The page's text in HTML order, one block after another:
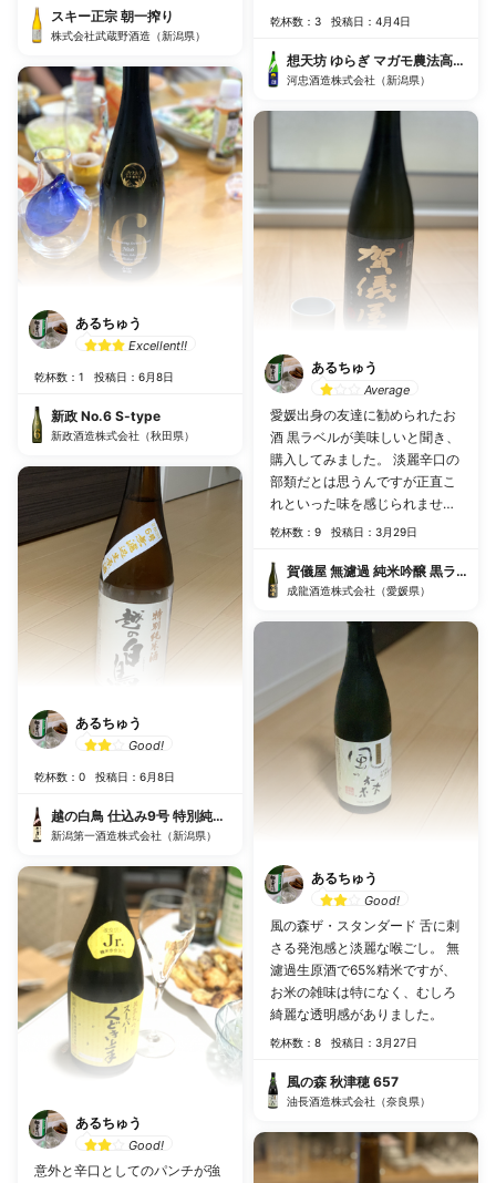
スキー正宗 朝一搾り
株式会社武蔵野酒造（新潟県）
あるちゅう
Excellent!!
乾杯数：1 投稿日：6月8日
新政 No.6 S-type
新政酒造株式会社（秋田県）
あるちゅう
Good!
乾杯数：0 投稿日：6月8日
越の白鳥 仕込み9号 特別純米酒 無濾過原酒
新潟第一酒造株式会社（新潟県）
あるちゅう
Good!
意外と辛口としてのパンチが強
乾杯数：3 投稿日：4月4日
想天坊 ゆらぎ マガモ農法高嶺錦
河忠酒造株式会社（新潟県）
あるちゅう
Average
愛媛出身の友達に勧められたお
酒 黒ラベルが美味しいと聞き、
購入してみました。 淡麗辛口の
部類だとは思うんですが正直こ
れといった味を感じられません
でした。 クセがないので食中酒
乾杯数：9 投稿日：3月29日
賀儀屋 無濾過 純米吟醸 黒ラベル
成龍酒造株式会社（愛媛県）
あるちゅう
Good!
風の森ザ・スタンダード 舌に刺
さる発泡感と淡麗な喉ごし。 無
濾過生原酒で65%精米ですが、
お米の雑味は特になく、むしろ
綺麗な透明感がありました。
乾杯数：8 投稿日：3月27日
風の森 秋津穂 657
油長酒造株式会社（奈良県）